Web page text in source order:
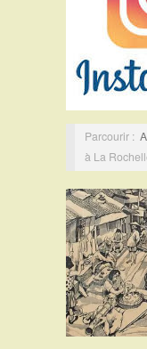
Parcourir :
à La